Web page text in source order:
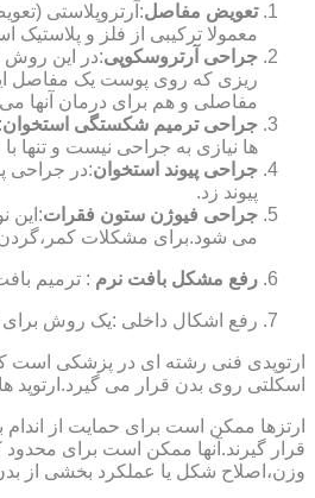
تعویض مفاصل:آرتروپلاستی
معمولا ترکیبی از فلز و پلاستیک
جراحی آرتروسکوپی:در این روش
ریزی که روی پوست یک مفاصل
مفاصلی و هم برای درمان آنها
جراحی ترمیم شکستگی استخوان
ها نیازی به جراحی نیست و تنها
جراحی پیوند استخوان:در جراحی
پیوند زد.
جراحی فیوژن ستون فقرات:این
می شود.برای مشکلات
رفع مشکل بافت نرم : ترمیم
رفع اشکال داخلی :یک روش برای
ارتوپدی فنی رشته ای در پزشکی است
اسکلتی روی بدن قرار می گیرد.ارتوپد
ارتزها ممکن است برای حمایت از اندام
قرار گیرند.آنها ممکن است برای
وزن،اصلاح شکل یا عملکرد بخشی از